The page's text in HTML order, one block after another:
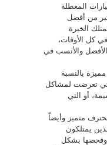
المعطلة
من أفضل
الخبرة
كل الأوقات،
والأنسب في
بالنسبة
تعرضت لمشاكل
أو التي
متميز وأيضاً
يمتلكون
وفحصها بشكل